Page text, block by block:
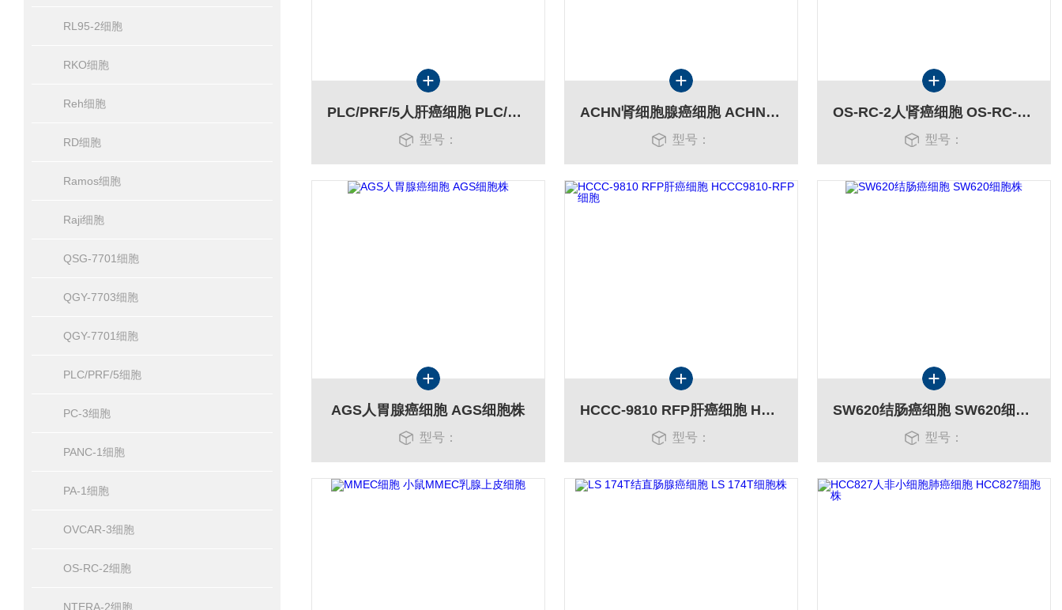
RL95-2细胞
RKO细胞
Reh细胞
RD细胞
Ramos细胞
Raji细胞
QSG-7701细胞
QGY-7703细胞
QGY-7701细胞
PLC/PRF/5细胞
PC-3细胞
PANC-1细胞
PA-1细胞
OVCAR-3细胞
OS-RC-2细胞
NTERA-2细胞
PLC/PRF/5人肝癌细胞 PLC/PRF/5细胞库
型号：
ACHN肾细胞腺癌细胞 ACHN细胞株
型号：
OS-RC-2人肾癌细胞 OS-RC-2细胞株
型号：
AGS人胃腺癌细胞 AGS细胞株
型号：
HCCC-9810 RFP肝癌细胞 HCCC9810-RFP细胞
型号：
SW620结肠癌细胞 SW620细胞株
型号：